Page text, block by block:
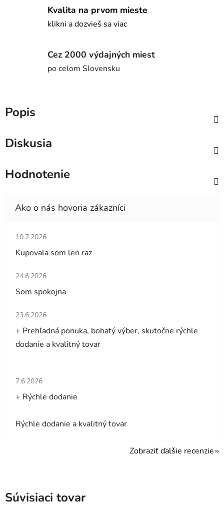
Kvalita na prvom mieste
klikni a dozvieš sa viac
Cez 2000 výdajných miest
po celom Slovensku
Popis
Diskusia
Hodnotenie
Hodnotenie obchodu je 5 z 5 hviezdičiek.
10.7.2026
Kupovala som len raz
Hodnotenie obchodu je 5 z 5 hviezdičiek.
24.6.2026
Som spokojna
Hodnotenie obchodu je 5 z 5 hviezdičiek.
23.6.2026
+ Prehľadná ponuka, bohatý výber, skutočne rýchle
dodanie a kvalitný tovar
Hodnotenie obchodu je 5 z 5 hviezdičiek.
7.6.2026
+ Rýchle dodanie
Rýchle dodanie a kvalitný tovar
Zobraziť ďalšie recenzie
Súvisiaci tovar